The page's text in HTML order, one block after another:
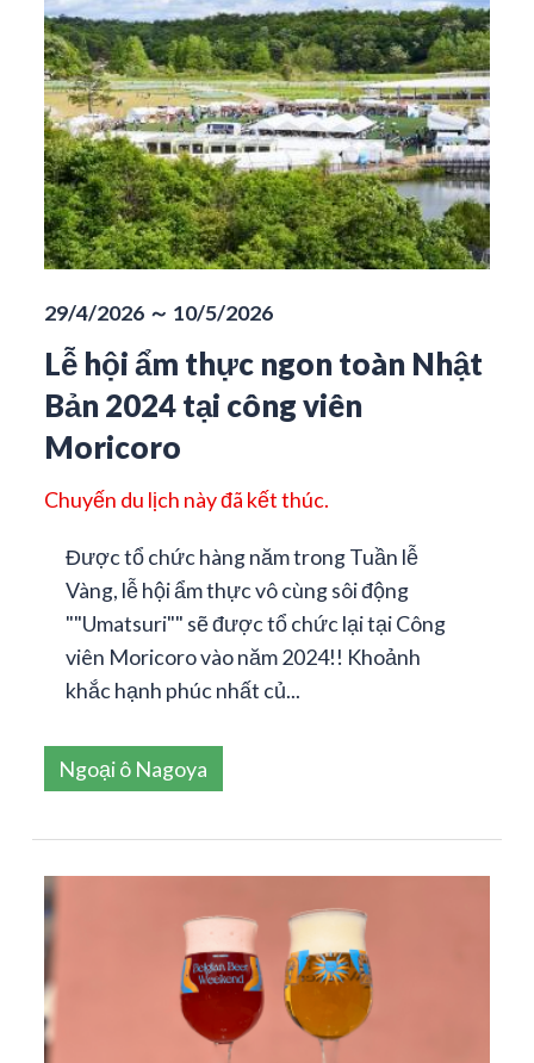
29/4/2026 ～ 10/5/2026
Lễ hội ẩm thực ngon toàn Nhật
Bản 2024 tại công viên
Moricoro
Chuyến du lịch này đã kết thúc.
Được tổ chức hàng năm trong Tuần lễ
Vàng, lễ hội ẩm thực vô cùng sôi động
""Umatsuri"" sẽ được tổ chức lại tại Công
viên Moricoro vào năm 2024!! Khoảnh
khắc hạnh phúc nhất củ...
Ngoại ô Nagoya